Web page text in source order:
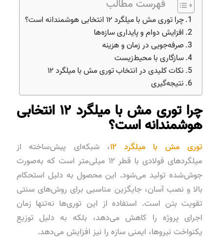
فهرست مطالب
چرا توری مش با میلگرد ۱۲ انتخابی هوشمندانه است؟
افزایش دوام و پایداری سازه‌ها
صرفه‌جویی در زمان و هزینه
سازگاری با محیط‌زیست
نکات کلیدی در انتخاب توری مش با میلگرد ۱۲
نتیجه‌گیری
چرا توری مش با میلگرد ۱۲ انتخابی
هوشمندانه است؟
توری مش با میلگرد ۱۲
، شبکه‌ای پیش‌ساخته از
میلگردهای فولادی با قطر ۱۲ میلی‌متر است که به‌صورت
جوش‌شده تولید می‌شود. این محصول به دلیل استحکام
بالا و نصب آسان، جایگزین مناسبی برای روش‌های سنتی
تقویت بتن است. استفاده از این توری‌ها نه‌تنها زمان
اجرای پروژه را کاهش می‌دهد، بلکه به دلیل توزیع
یکنواخت نیروها، ایمنی سازه را نیز افزایش می‌دهد.